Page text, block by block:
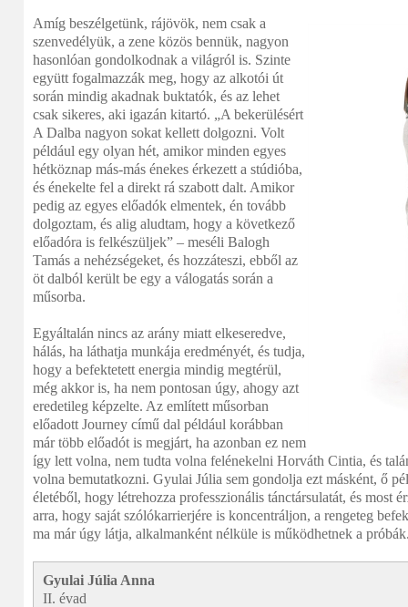
Amíg beszélgetünk, rájövök, nem csak a
szenvedélyük, a zene közös bennük, nagyon
hasonlóan gondolkodnak a világról is. Szinte
együtt fogalmazzák meg, hogy az alkotói út
során mindig akadnak buktatók, és az lehet
csak sikeres, aki igazán kitartó. „A bekerülésért
A Dalba nagyon sokat kellett dolgozni. Volt
például egy olyan hét, amikor minden egyes
hétköznap más-más énekes érkezett a stúdióba,
és énekelte fel a direkt rá szabott dalt. Amikor
pedig az egyes előadók elmentek, én tovább
dolgoztam, és alig aludtam, hogy a következő
előadóra is felkészüljek” – meséli Balogh
Tamás a nehézségeket, és hozzáteszi, ebből az
öt dalból került be egy a válogatás során a
műsorba.
Egyáltalán nincs az arány miatt elkeseredve,
hálás, ha láthatja munkája eredményét, és tudja,
hogy a befektetett energia mindig megtérül,
még akkor is, ha nem pontosan úgy, ahogy azt
eredetileg képzelte. Az említett műsorban
előadott Journey című dal például korábban
már több előadót is megjárt, ha azonban ez nem
így lett volna, nem tudta volna felénekelni Horváth Cintia, és
volna bemutatkozni. Gyulai Júlia sem gondolja ezt másként, ő
életéből, hogy létrehozza professzionális tánctársulatát, és most
arra, hogy saját szólókarrierjére is koncentráljon, a rengeteg
ma már úgy látja, alkalmanként nélküle is működhetnek a
Gyulai Júlia Anna
II. évad